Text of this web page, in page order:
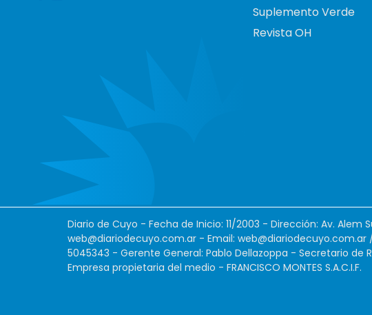
Suplemento Verde
Revista OH
Diario de Cuyo - Fecha de Inicio: 11/2003 - Dirección: Av.
web@diariodecuyo.com.ar - Email: web@diariodecuyo.com.ar
5045343 - Gerente General: Pablo Dellazoppa - Secretario de
Empresa propietaria del medio - FRANCISCO MONTES S.A.C.I.F.